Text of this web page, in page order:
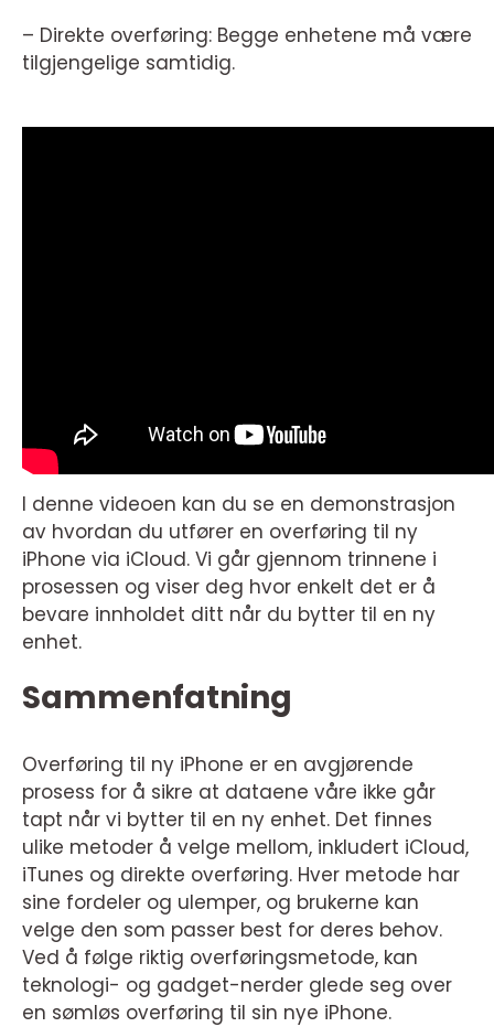
– Direkte overføring: Begge enhetene må være
tilgjengelige samtidig.
I denne videoen kan du se en demonstrasjon
av hvordan du utfører en overføring til ny
iPhone via iCloud. Vi går gjennom trinnene i
prosessen og viser deg hvor enkelt det er å
bevare innholdet ditt når du bytter til en ny
enhet.
Sammenfatning
Overføring til ny iPhone er en avgjørende
prosess for å sikre at dataene våre ikke går
tapt når vi bytter til en ny enhet. Det finnes
ulike metoder å velge mellom, inkludert iCloud,
iTunes og direkte overføring. Hver metode har
sine fordeler og ulemper, og brukerne kan
velge den som passer best for deres behov.
Ved å følge riktig overføringsmetode, kan
teknologi- og gadget-nerder glede seg over
en sømløs overføring til sin nye iPhone.